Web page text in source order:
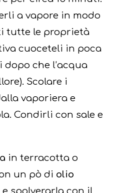
a vapore in modo
tutte le proprietà
cuoceteli in poca
che l’acqua
Scolare i
vaporiera e
Condirli con sale e
in terracotta o
un pò di olio
e spolverarla con il